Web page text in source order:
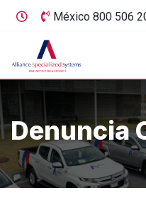
México 800 506
Denuncia